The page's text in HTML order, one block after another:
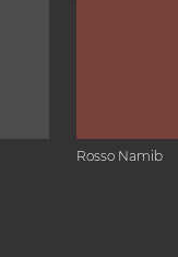
Rosso Namib